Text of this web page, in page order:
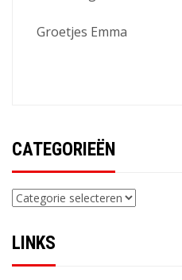
Groetjes Emma
CATEGORIEËN
Categorieën
LINKS